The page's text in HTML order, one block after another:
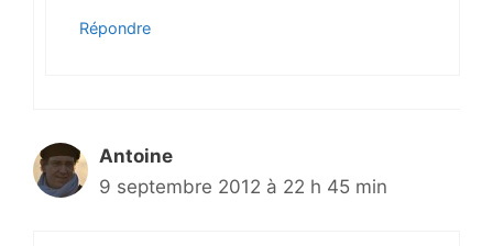
Répondre
Antoine
9 septembre 2012 à 22 h 45 min